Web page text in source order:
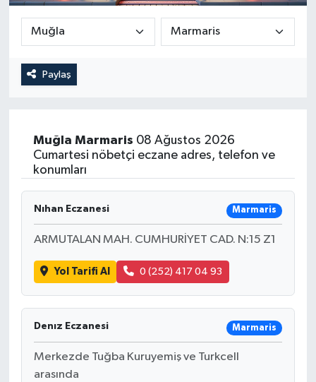
Paylaş
Muğla Marmaris 08 Ağustos 2026
Cumartesi nöbetçi eczane adres, telefon ve
konumları
Nıhan Eczanesi Marmaris
ARMUTALAN MAH. CUMHURİYET CAD. N:15 Z1
Yol Tarifi Al 0 (252) 417 04 93
Denız Eczanesi Marmaris
Merkezde Tuğba Kuruyemiş ve Turkcell
arasında
Güncel
Kültür & Sanat
Resmi İlan
Sağlık & Yaşam
Siyaset
Spor